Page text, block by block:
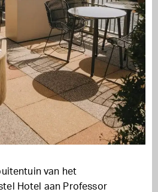
van het
Hotel aan Professor